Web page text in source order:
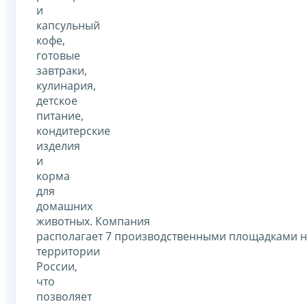
и
капсульный
кофе,
готовые
завтраки,
кулинария,
детское
питание,
кондитерские
изделия
и
корма
для
домашних
животных. Компания
располагает 7 производственными площадками
территории
России,
что
позволяет